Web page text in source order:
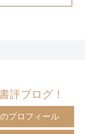
評ブログ！
プロフィール